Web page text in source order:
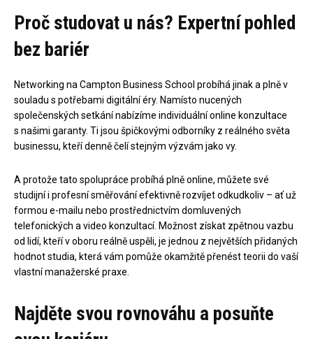
Proč studovat u nás? Expertní pohled
bez bariér
Networking na Campton Business School probíhá jinak a plně v
souladu s potřebami digitální éry. Namísto nucených
společenských setkání nabízíme individuální online konzultace
s našimi garanty. Ti jsou špičkovými odborníky z reálného světa
businessu, kteří denně čelí stejným výzvám jako vy.
A protože tato spolupráce probíhá plně online, můžete své
studijní i profesní směřování efektivně rozvíjet odkudkoliv – ať už
formou e-mailu nebo prostřednictvím domluvených
telefonických a video konzultací. Možnost získat zpětnou vazbu
od lidí, kteří v oboru reálně uspěli, je jednou z největších přidaných
hodnot studia, která vám pomůže okamžitě přenést teorii do vaší
vlastní manažerské praxe.
Najděte svou rovnováhu a posuňte